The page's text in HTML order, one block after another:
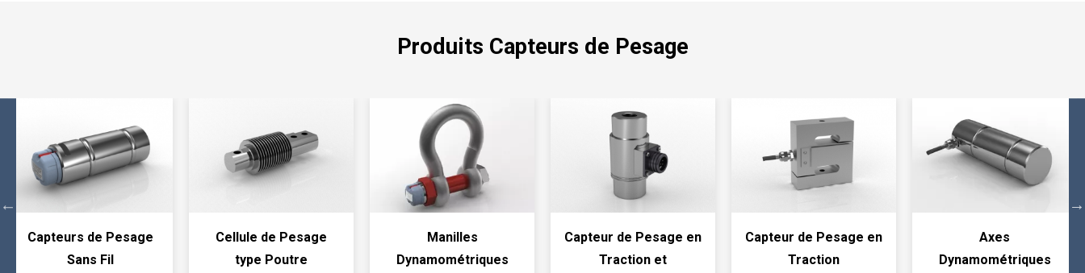
Produits Capteurs de Pesage
Capteurs de Pesage
Sans Fil
Cellule de Pesage
type Poutre
Manilles
Dynamométriques
Capteur de Pesage en
Traction et
Capteur de Pesage en
Traction
Axes
Dynamométriques